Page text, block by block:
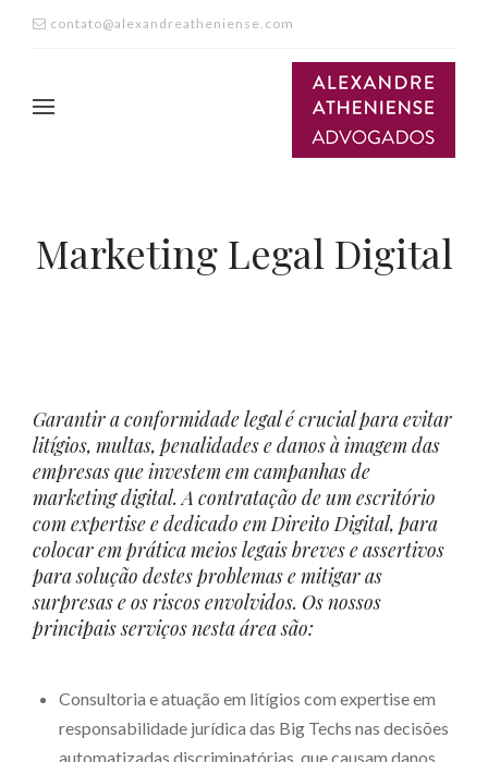
contato@alexandreatheniense.com
Marketing Legal Digital
Garantir a conformidade legal é crucial para evitar
litígios, multas, penalidades e danos à imagem das
empresas que investem em campanhas de
marketing digital. A contratação de um escritório
com expertise e dedicado em Direito Digital, para
colocar em prática meios legais breves e assertivos
para solução destes problemas e mitigar as
surpresas e os riscos envolvidos. Os nossos
principais serviços nesta área são:
Consultoria e atuação em litígios com expertise em
responsabilidade jurídica das Big Techs nas decisões
automatizadas discriminatórias, que causam danos